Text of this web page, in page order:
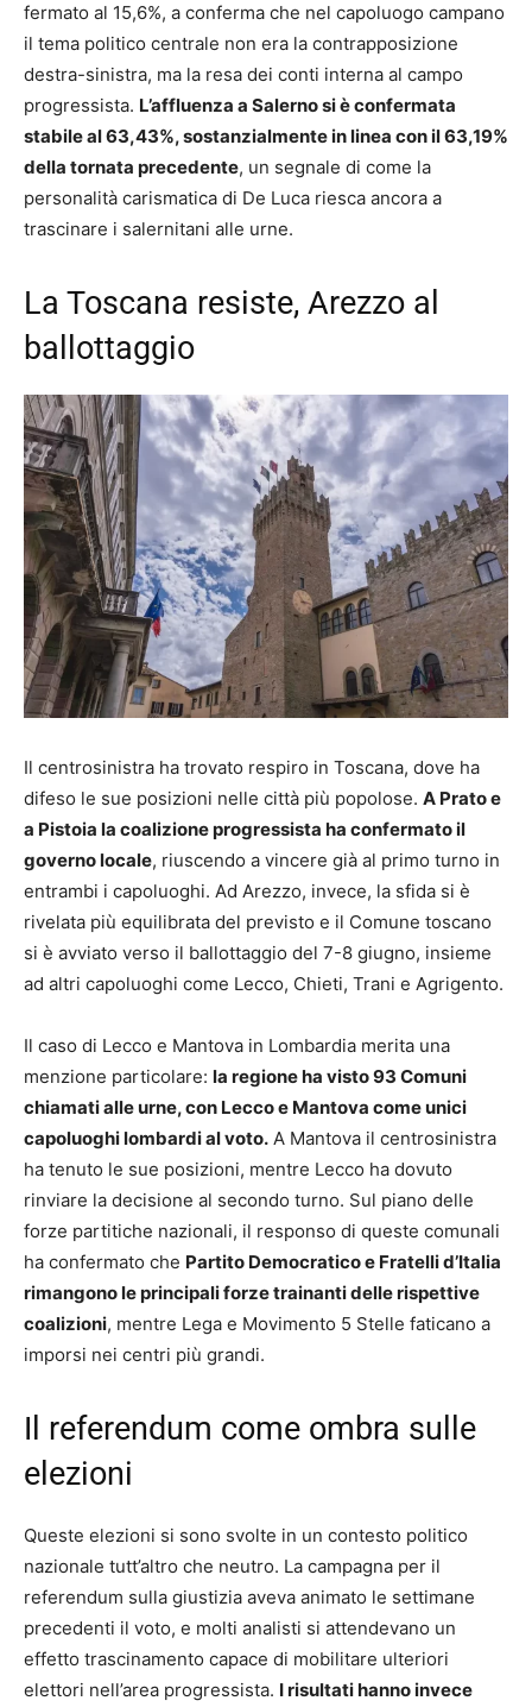
fermato al 15,6%, a conferma che nel capoluogo campano
il tema politico centrale non era la contrapposizione
destra-sinistra, ma la resa dei conti interna al campo
progressista. L’affluenza a Salerno si è confermata
stabile al 63,43%, sostanzialmente in linea con il 63,19%
della tornata precedente, un segnale di come la
personalità carismatica di De Luca riesca ancora a
trascinare i salernitani alle urne.
La Toscana resiste, Arezzo al
ballottaggio
Il centrosinistra ha trovato respiro in Toscana, dove ha
difeso le sue posizioni nelle città più popolose. A Prato e
a Pistoia la coalizione progressista ha confermato il
governo locale, riuscendo a vincere già al primo turno in
entrambi i capoluoghi. Ad Arezzo, invece, la sfida si è
rivelata più equilibrata del previsto e il Comune toscano
si è avviato verso il ballottaggio del 7-8 giugno, insieme
ad altri capoluoghi come Lecco, Chieti, Trani e Agrigento.
Il caso di Lecco e Mantova in Lombardia merita una
menzione particolare: la regione ha visto 93 Comuni
chiamati alle urne, con Lecco e Mantova come unici
capoluoghi lombardi al voto. A Mantova il centrosinistra
ha tenuto le sue posizioni, mentre Lecco ha dovuto
rinviare la decisione al secondo turno. Sul piano delle
forze partitiche nazionali, il responso di queste comunali
ha confermato che Partito Democratico e Fratelli d’Italia
rimangono le principali forze trainanti delle rispettive
coalizioni, mentre Lega e Movimento 5 Stelle faticano a
imporsi nei centri più grandi.
Il referendum come ombra sulle
elezioni
Queste elezioni si sono svolte in un contesto politico
nazionale tutt’altro che neutro. La campagna per il
referendum sulla giustizia aveva animato le settimane
precedenti il voto, e molti analisti si attendevano un
effetto trascinamento capace di mobilitare ulteriori
elettori nell’area progressista. I risultati hanno invece